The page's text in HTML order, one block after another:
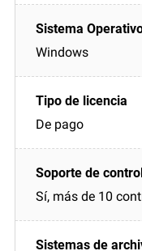
Windows
De pago
Sí, más de 10